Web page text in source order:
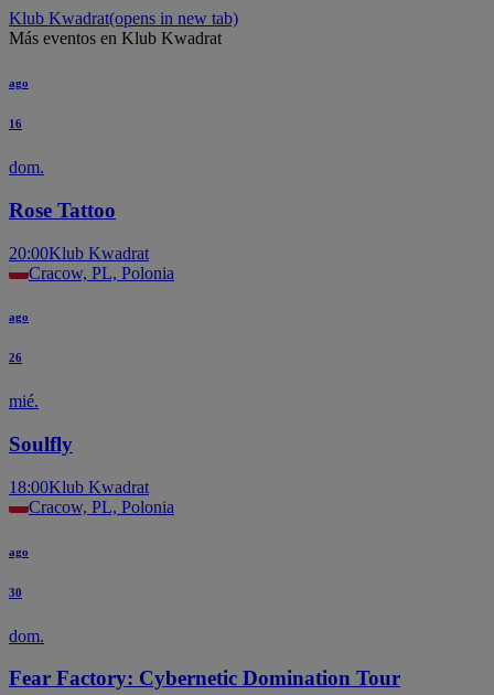
Klub Kwadrat(opens in new tab)
Más eventos en Klub Kwadrat
ago
16
dom.
Rose Tattoo
20:00Klub Kwadrat
Cracow, PL, Polonia
ago
26
mié.
Soulfly
18:00Klub Kwadrat
Cracow, PL, Polonia
ago
30
dom.
Fear Factory: Cybernetic Domination Tour